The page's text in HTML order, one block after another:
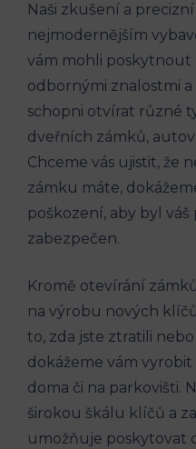
Naši zkušení a
nejmodernějším
vám mohli poskytnout
odbornými znalostmi
schopni otvírat různé
dveřních zámků,
Chceme vás ujistit, že
zámku máte,
poškození, aby byl
zabezpečen.
Kromě otevírání
na výrobu nových
to, zda jste ztratili
dokážeme vám
doma či na parkovišti.
širokou škálu klíčů a
umožňuje poskytovat